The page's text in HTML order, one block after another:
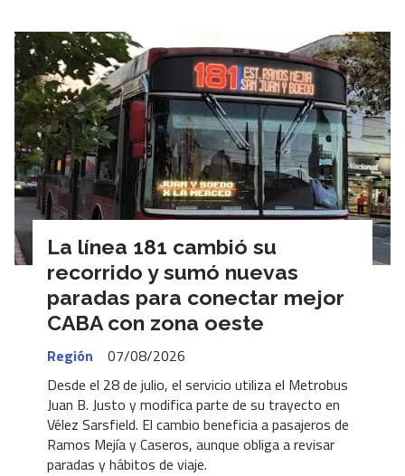
La línea 181 cambió su
recorrido y sumó nuevas
paradas para conectar mejor
CABA con zona oeste
Región
07/08/2026
Desde el 28 de julio, el servicio utiliza el Metrobus
Juan B. Justo y modifica parte de su trayecto en
Vélez Sarsfield. El cambio beneficia a pasajeros de
Ramos Mejía y Caseros, aunque obliga a revisar
paradas y hábitos de viaje.